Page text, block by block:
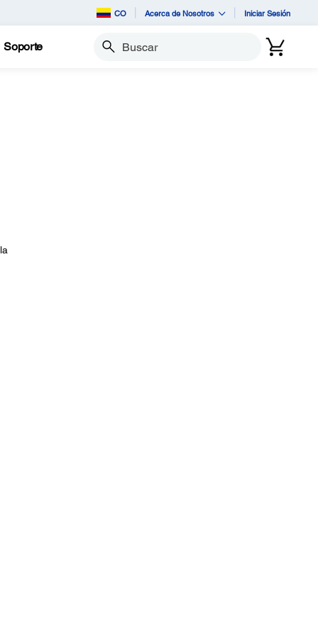
CO Acerca de Nosotros Iniciar Sesión
Soporte Buscar